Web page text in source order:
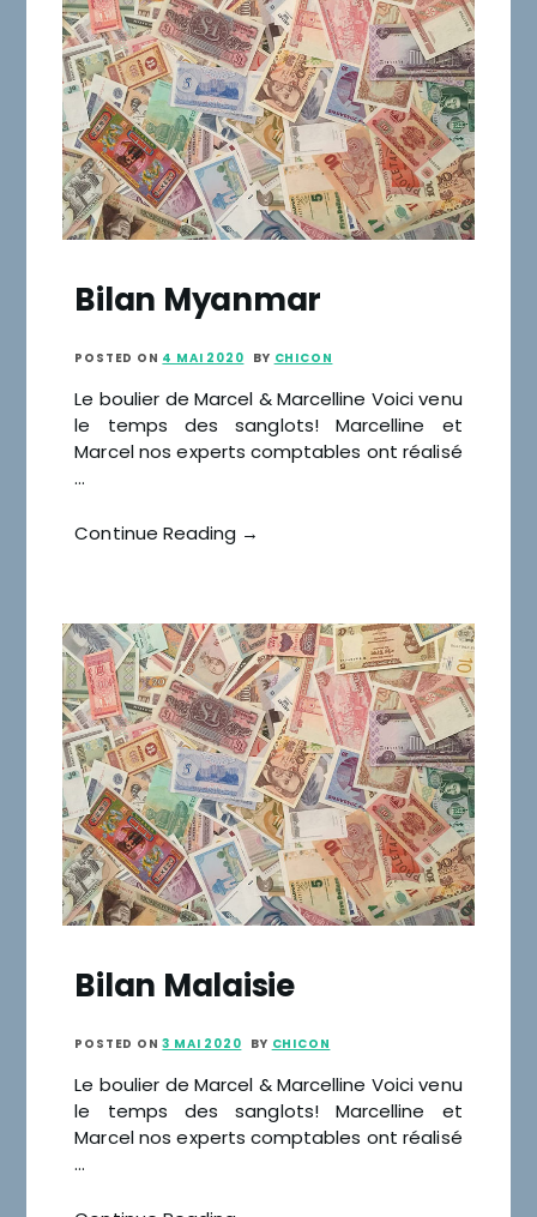
Bilan Myanmar
POSTED ON 4 MAI 2020 BY CHICON
Le boulier de Marcel & Marcelline Voici venu
le temps des sanglots! Marcelline et
Marcel nos experts comptables ont réalisé
…
Continue Reading →
Bilan Malaisie
POSTED ON3 MAI 2020 BY CHICON
Le boulier de Marcel & Marcelline Voici venu
le temps des sanglots! Marcelline et
Marcel nos experts comptables ont réalisé
…